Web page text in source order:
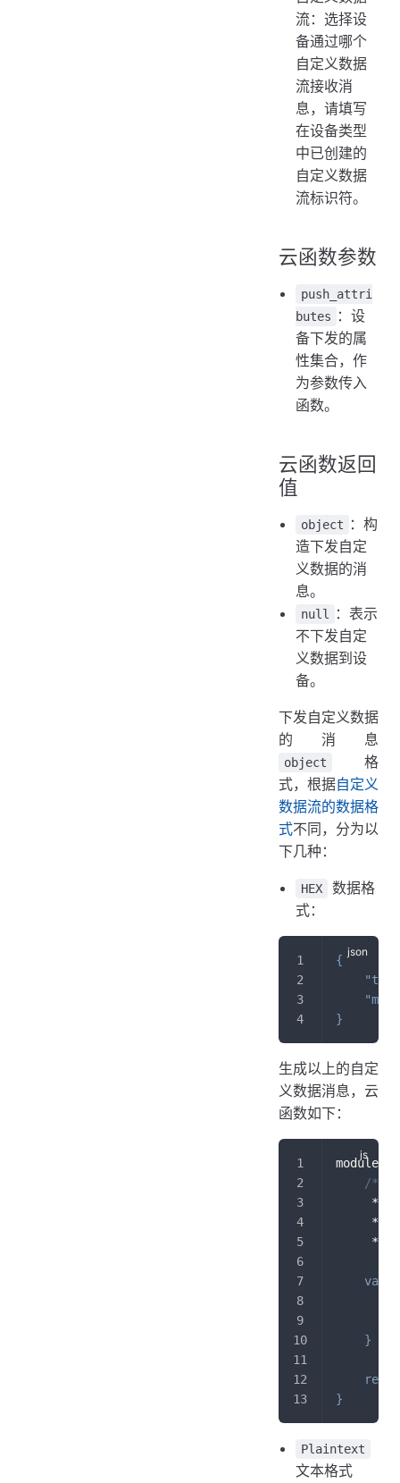
流：选择设
备通过哪个
自定义数据
流接收消
息，请填写
在设备类型
中已创建的
自定义数据
流标识符。
云函数参数
push_attri
butes
：设
备下发的属
性集合，作
为参数传入
函数。
云函数返回
值
object
：构
造下发自定
义数据的消
息。
null
：表示
不下发自定
义数据到设
备。
下发自定义数据
的消息
object
格
式，根据自定义
数据流的数据格
式不同，分为以
下几种：
HEX
数据格
式：
{
"msg"
}
生成以上的自定
义数据消息，云
函数如下：
module
/**
*
*
     */
var
}
}
Plaintext
文本格式